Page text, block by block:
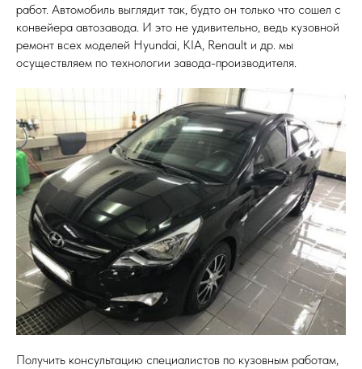
работ. Автомобиль выглядит так, будто он только что сошел с
конвейера автозавода. И это не удивительно, ведь кузовной
ремонт всех моделей Hyundai, KIA, Renault и др. мы
осуществляем по технологии завода-производителя.
Получить консультацию специалистов по кузовным работам,